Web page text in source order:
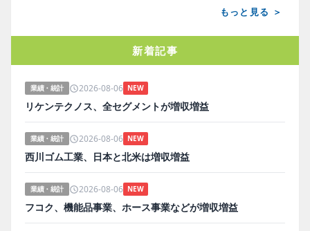
もっと見る ＞
新着記事
業績・統計 2026-08-06 NEW
リケンテクノス、全セグメントが増収増益
業績・統計 2026-08-06 NEW
西川ゴム工業、日本と北米は増収増益
業績・統計 2026-08-06 NEW
フコク、機能品事業、ホース事業などが増収増益